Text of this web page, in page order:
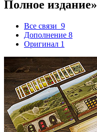
Полное издание»
Все связи 9
Дополнение 8
Оригинал 1